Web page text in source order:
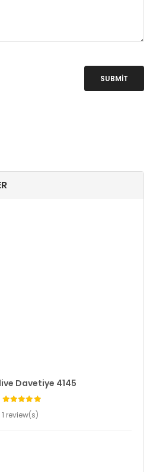
SUBMIT
Davetiye 4145
1 review(s)